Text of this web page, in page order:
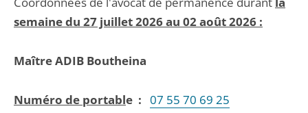
semaine du 27 juillet 2026 au 02 août 2026 :
MaîtreADIB Boutheina
Numéro de portable : 07 55 70 69 25